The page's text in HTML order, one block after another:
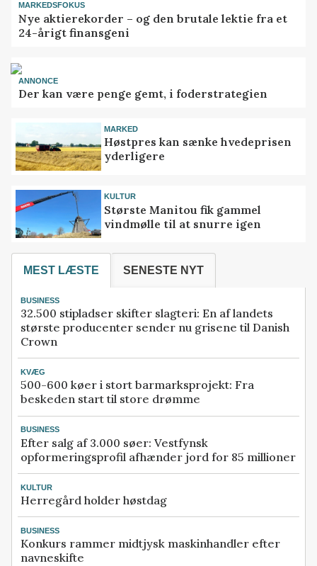
MARKEDSFOKUS
Nye aktierekorder – og den brutale lektie fra et
24-årigt finansgeni
ANNONCE
Der kan være penge gemt, i foderstrategien
MARKED
Høstpres kan sænke hvedeprisen
yderligere
KULTUR
Største Manitou fik gammel
vindmølle til at snurre igen
MEST LÆSTE SENESTE NYT
BUSINESS
32.500 stipladser skifter slagteri: En af landets
største producenter sender nu grisene til Danish
Crown
KVÆG
500-600 køer i stort barmarksprojekt: Fra
beskeden start til store drømme
BUSINESS
Efter salg af 3.000 søer: Vestfynsk
opformeringsprofil afhænder jord for 85 millioner
KULTUR
Herregård holder høstdag
BUSINESS
Konkurs rammer midtjysk maskinhandler efter
navneskifte